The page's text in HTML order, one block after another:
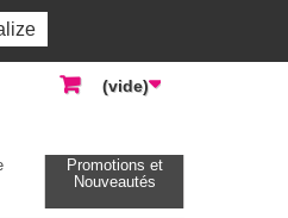
nous
(vide)
Promotions et
Nouveautés